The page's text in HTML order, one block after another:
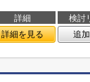
詳細
検討
詳細を見る 追